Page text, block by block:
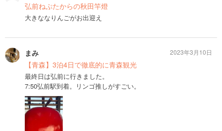
弘前ねぷたからの秋田竿燈
大きななりんごがお出迎え
まみ
【青森】3泊4日で徹底的に青森観光
最終日は弘前に行きました。
7:50弘前駅到着。リンゴ推しがすごい。
2023年3月10日